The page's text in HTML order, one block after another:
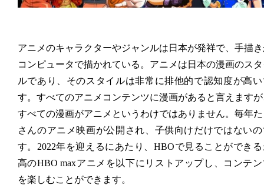
アニメのキャラクターやジャンルは日本が発祥で、手描
コンピュータで描かれている。アニメは日本の漫画のス
ルであり、そのスタイルは非常に排他的で認知度が高い
す。すべてのアニメコンテンツに漫画があると言えます
すべての漫画がアニメというわけではありません。毎年
さんのアニメ映画が公開され、子供向けだけではないの
す。2022年を迎えるにあたり、HBOで見ることができ
高のHBO maxアニメを以下にリストアップし、コンテ
を楽しむことができます。